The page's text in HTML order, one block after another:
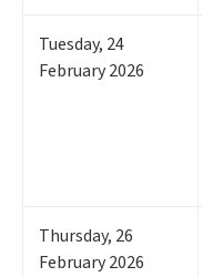
Tuesday, 24
February 2026
Thursday, 26
February 2026